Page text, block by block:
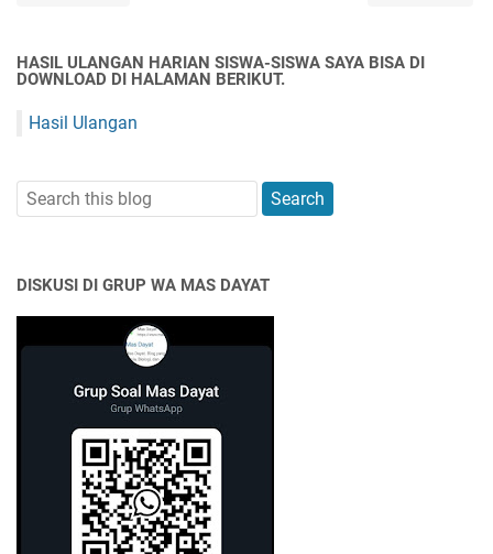
HASIL ULANGAN HARIAN SISWA-SISWA SAYA BISA DI
DOWNLOAD DI HALAMAN BERIKUT.
Hasil Ulangan
DISKUSI DI GRUP WA MAS DAYAT